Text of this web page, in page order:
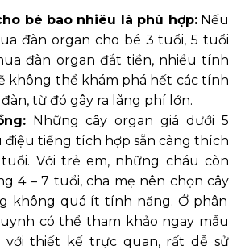
bé bao nhiêu là phù hợp: Nếu
đàn organ cho bé 3 tuổi, 5 tuổi
đàn organ đắt tiền, nhiều tính
không thể khám phá hết các tính
từ đó gây ra lãng phí lớn.
Nhữngcây organ giá dưới 5
điệu tiếng tích hợp sẵn càng thích
Với trẻ em, những cháu còn
4 – 7 tuổi, cha mẹ nên chọn cây
không quá ít tính năng.Ở phân
có thể tham khảo ngay mẫu
với thiết kế trực quan, rất dễ sử